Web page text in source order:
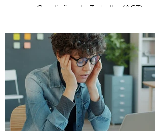
para as Condições do Trabalho (ACT),
da Educação, Ciência e Inovação quanto
ao pagamento do serviço de classificação
dos exames nacionais. A FENPROF
contesta a intenção do MECI de vir a
remunerar o trabalho extraordinário dos
classificadores através do pagamento de
1 euro por resposta classificada. Em vez
de falar de remu